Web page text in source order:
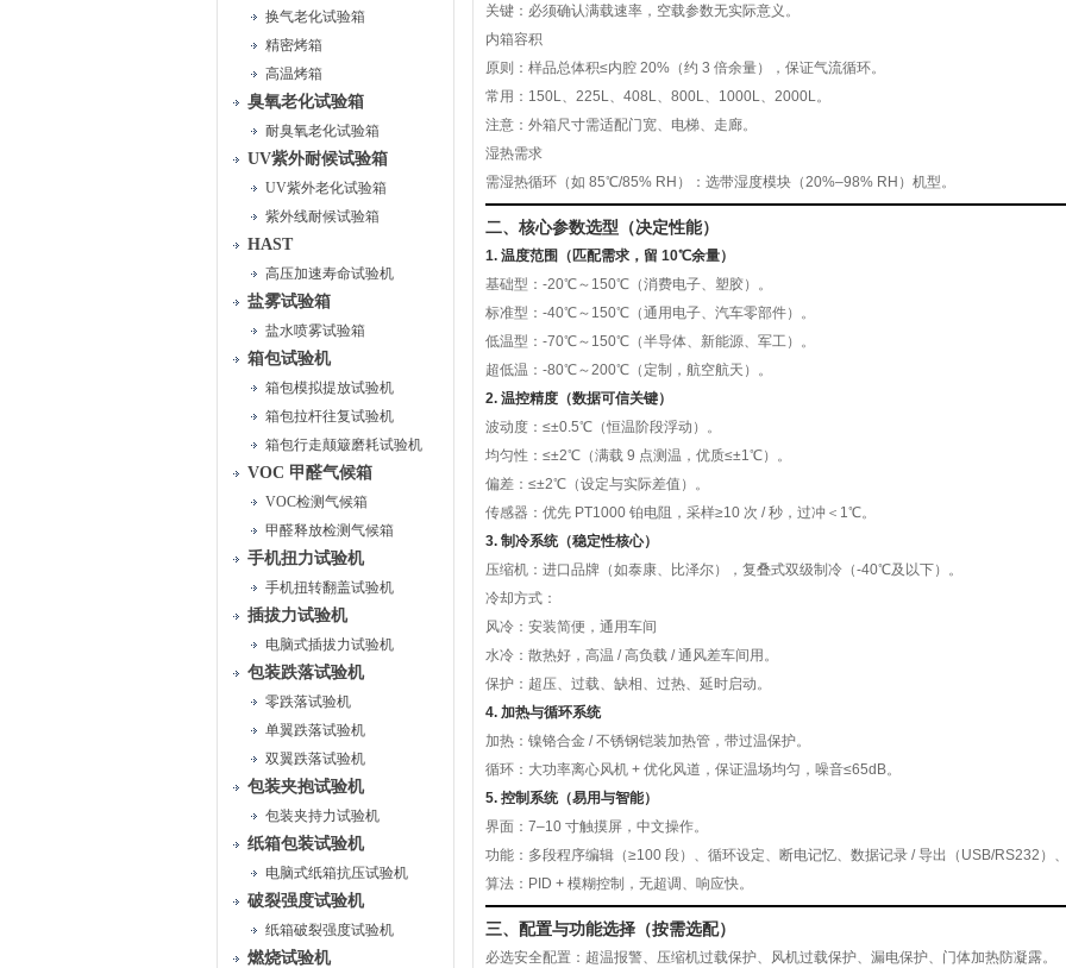
换气老化试验箱
精密烤箱
高温烤箱
臭氧老化试验箱
耐臭氧老化试验箱
UV紫外耐候试验箱
UV紫外老化试验箱
紫外线耐候试验箱
HAST
高压加速寿命试验机
盐雾试验箱
盐水喷雾试验箱
箱包试验机
箱包模拟提放试验机
箱包拉杆往复试验机
箱包行走颠簸磨耗试验机
VOC 甲醛气候箱
VOC检测气候箱
甲醛释放检测气候箱
手机扭力试验机
手机扭转翻盖试验机
插拔力试验机
电脑式插拔力试验机
包装跌落试验机
零跌落试验机
单翼跌落试验机
双翼跌落试验机
包装夹抱试验机
包装夹持力试验机
纸箱包装试验机
电脑式纸箱抗压试验机
破裂强度试验机
纸箱破裂强度试验机
燃烧试验机
关键： 必须确认满载速率 ，空载参数无实际意义。
内箱容积
原则：样品总体积≤内腔 20%（约 3 倍余量），保证气流循环。
常用：150L、225L、408L、800L、1000L、2000L。
注意：外箱尺寸需适配门宽、电梯、走廊。
湿热需求
需湿热循环（如 85℃/85% RH）：选带湿度模块（20%–98% RH）机型。
二、核心参数选型（决定性能）
1. 温度范围（匹配需求，留 10℃余量）
基础型：-20℃～150℃（消费电子、塑胶）。
标准型：-40℃～150℃（通用电子、汽车零部件）。
低温型：-70℃～150℃（半导体、新能源、军工）。
超低温：-80℃～200℃（定制，航空航天）。
2. 温控精度（数据可信关键）
波动度：≤±0.5℃（恒温阶段浮动）。
均匀性：≤±2℃（满载 9 点测温，优质≤±1℃）。
偏差：≤±2℃（设定与实际差值）。
传感器：优先 PT1000 铂电阻，采样≥10 次 / 秒，过冲＜1℃。
3. 制冷系统（稳定性核心）
压缩机：进口品牌（如泰康、比泽尔），复叠式双级制冷（-40℃及以下）。
冷却方式：
风冷：安装简便，通用车间
水冷：散热好，高温 / 高负载 / 通风差车间用。
保护：超压、过载、缺相、过热、延时启动。
4. 加热与循环系统
加热：镍铬合金 / 不锈钢铠装加热管，带过温保护。
循环：大功率离心风机 + 优化风道，保证温场均匀，噪音≤65dB。
5. 控制系统（易用与智能）
界面：7–10 寸触摸屏，中文操作。
功能：多段程序编辑（≥100 段）、循环设定、断电记忆、数据记录 / 导出（USB/RS232）、
算法：PID + 模糊控制，无超调、响应快。
三、配置与功能选择（按需选配）
必选安全配置 ：超温报警、压缩机过载保护、风机过载保护、漏电保护、门体加热防凝露。